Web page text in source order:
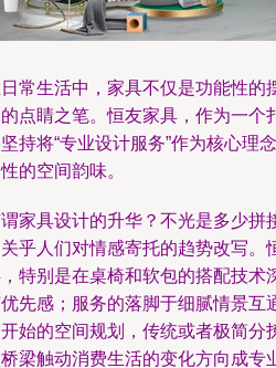
常生活中，家具不仅是功能性的
点睛之笔。恒友家具，作为一个
持将“专业设计服务”作为核心理
的空间韵味。
家具设计的升华？不光是多少拼
乎人们对情感寄托的趋势改写。
特别是在桌椅和软包的搭配技术
先感；服务的落脚于细腻情景互
始的空间规划，传统或者极简分
梁触动消费生活的变化方向成专